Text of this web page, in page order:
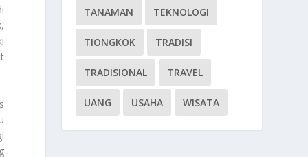
TANAMAN TEKNOLOGI
TIONGKOK TRADISI
TRADISIONAL TRAVEL
UANG USAHA WISATA